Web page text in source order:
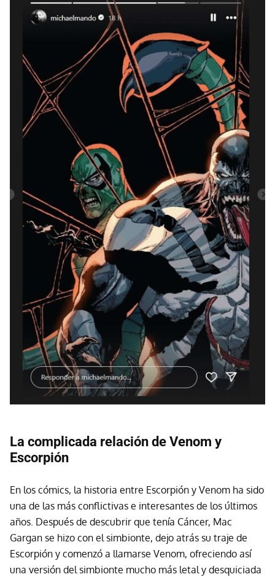
La complicada relación de Venom y
Escorpión
En los cómics, la historia entre Escorpión y Venom ha sido
una de las más conflictivas e interesantes de los últimos
años. Después de descubrir que tenía Cáncer, Mac
Gargan se hizo con el simbionte, dejo atrás su traje de
Escorpión y comenzó a llamarse Venom, ofreciendo así
una versión del simbionte mucho más letal y desquiciada